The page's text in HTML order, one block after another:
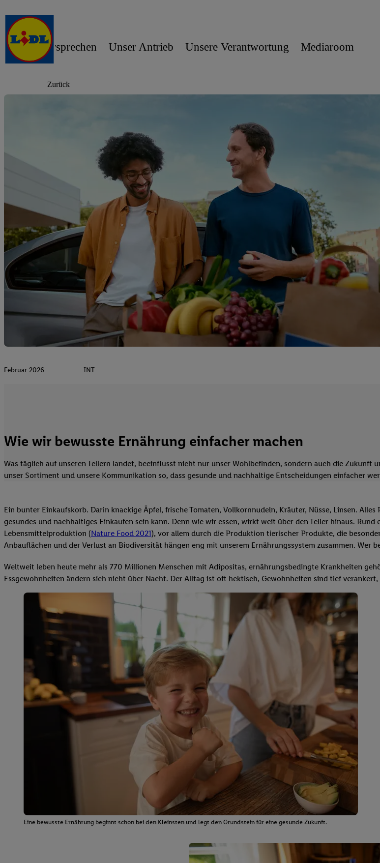
Unser Versprechen Unser Antrieb Unsere Verantwortung Mediaroom
Zurück
Februar 2026 INT
Wie wir bewusste Ernährung einfacher machen
Was täglich auf unseren Tellern landet, beeinflusst nicht nur unser Wohlbefinden, sondern auch die Zukunft
unser Sortiment und unsere Kommunikation so, dass gesunde und nachhaltige Entscheidungen einfacher
Ein bunter Einkaufskorb. Darin knackige Äpfel, frische Tomaten, Vollkornnudeln, Kräuter, Nüsse, Linsen.
gesundes und nachhaltiges Einkaufen sein kann. Denn wie wir essen, wirkt weit über den Teller hinaus.
Lebensmittelproduktion (Nature Food 2021), vor allem durch die Produktion tierischer Produkte, die
Anbauflächen und der Verlust an Biodiversität hängen eng mit unserem Ernährungssystem zusammen. Wer
Weltweit leben heute mehr als 770 Millionen Menschen mit Adipositas, ernährungsbedingte Krankheiten
Essgewohnheiten ändern sich nicht über Nacht. Der Alltag ist oft hektisch, Gewohnheiten sind tief
Eine bewusste Ernährung beginnt schon bei den Kleinsten und legt den Grundstein für eine gesunde Zukunft.